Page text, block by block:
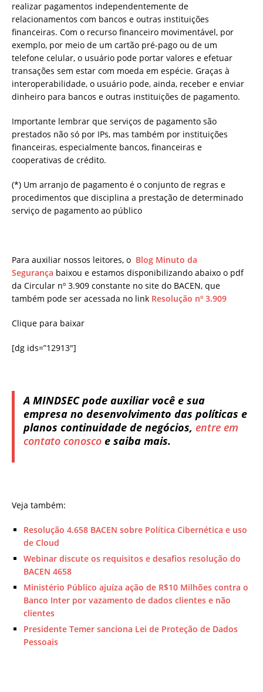
realizar pagamentos independentemente de
relacionamentos com bancos e outras instituições
financeiras. Com o recurso financeiro movimentável, por
exemplo, por meio de um cartão pré-pago ou de um
telefone celular, o usuário pode portar valores e efetuar
transações sem estar com moeda em espécie. Graças à
interoperabilidade, o usuário pode, ainda, receber e enviar
dinheiro para bancos e outras instituições de pagamento.
Importante lembrar que serviços de pagamento são
prestados não só por IPs, mas também por instituições
financeiras, especialmente bancos, financeiras e
cooperativas de crédito.
(*) Um arranjo de pagamento é o conjunto de regras e
procedimentos que disciplina a prestação de determinado
serviço de pagamento ao público
Para auxiliar nossos leitores, o Blog Minuto da
Segurança baixou e estamos disponibilizando abaixo o pdf
da Circular nº 3.909 constante no site do BACEN, que
também pode ser acessada no link Resolução nº 3.909
Clique para baixar
[dg ids=”12913″]
A MINDSEC pode auxiliar você e sua
empresa no desenvolvimento das políticas e
planos continuidade de negócios, entre em
contato conosco e saiba mais.
Veja também:
Resolução 4.658 BACEN sobre Política Cibernética e uso
de Cloud
Webinar discute os requisitos e desafios resolução do
BACEN 4658
Ministério Público ajuíza ação de R$10 Milhões contra o
Banco Inter por vazamento de dados clientes e não
clientes
Presidente Temer sanciona Lei de Proteção de Dados
Pessoais